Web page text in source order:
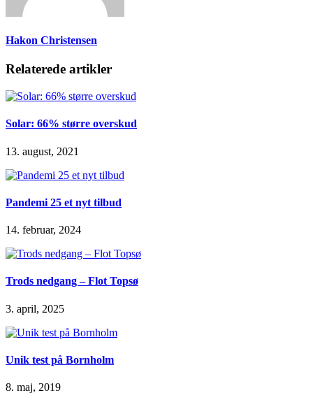
Hakon Christensen
Relaterede artikler
Solar: 66% større overskud
13. august, 2021
Pandemi 25 et nyt tilbud
14. februar, 2024
Trods nedgang – Flot Topsø
3. april, 2025
Unik test på Bornholm
8. maj, 2019